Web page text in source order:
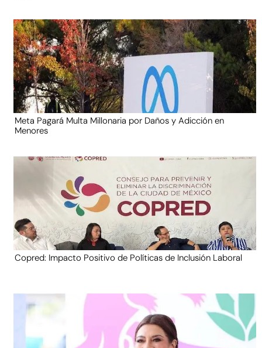
Meta Pagará Multa Millonaria por Daños y Adicción en
Menores
Copred: Impacto Positivo de Políticas de Inclusión Laboral